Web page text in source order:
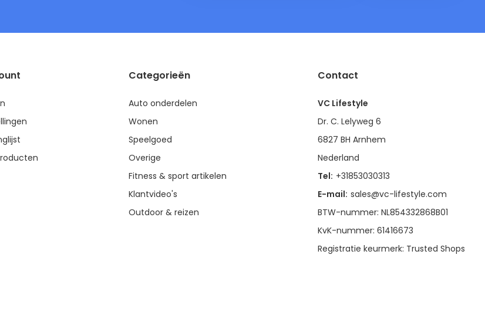
Categorieën
Auto onderdelen
Wonen
Speelgoed
Overige
Fitness & sport artikelen
Klantvideo's
Outdoor & reizen
Contact
VC Lifestyle
Dr. C. Lelyweg 6
6827 BH Arnhem
Nederland
Tel: +31853030313
E-mail: sales@vc-lifestyle.com
BTW-nummer: NL854332868B01
KvK-nummer: 61416673
Registratie keurmerk: Trusted Shops